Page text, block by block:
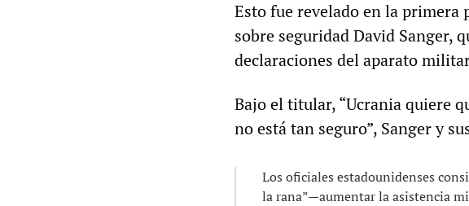
Esto fue revelado en la primera
sobre seguridad David Sanger,
declaraciones del aparato
Bajo el titular, “Ucrania quiere
no está tan seguro”, Sanger y
Los oficiales estadounidenses
la rana”—aumentar la asistencia